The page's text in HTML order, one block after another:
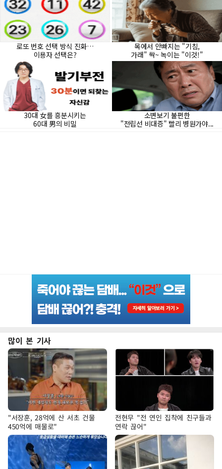
많이 본 기사
"서장훈, 28억에 산 서초 건물
450억에 매물로"
전현무 "전 연인 집착에 친구들과
연락 끊어"